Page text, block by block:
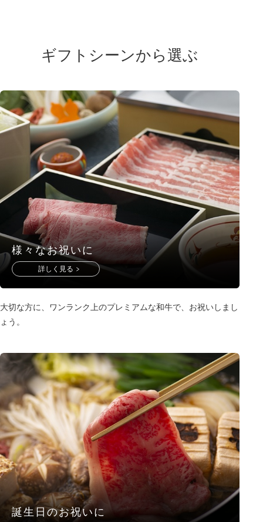
ギフトシーンから選ぶ
様々なお祝いに
詳しく見る
大切な方に、ワンランク上のプレミアムな和牛で、お祝いしまし
ょう。
誕生日のお祝いに